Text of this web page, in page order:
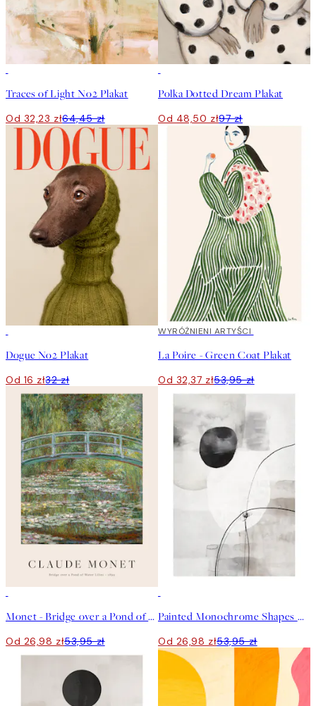
Traces of Light No2 Plakat
Od 32,23 zł64,45 zł
Polka Dotted Dream Plakat
Od 48,50 zł97 zł
Dogue No2 Plakat
Od 16 zł32 zł
40%*
WYRÓŻNIENI ARTYŚCI
La Poire - Green Coat Plakat
Od 32,37 zł53,95 zł
Monet - Bridge over a Pond of Water Lilies Plakat
Od 26,98 zł53,95 zł
Painted Monochrome Shapes No2 Plakat
Od 26,98 zł53,95 zł